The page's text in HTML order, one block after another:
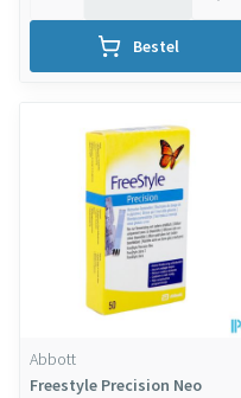
Bestel
Abbott
Freestyle Precision Neo